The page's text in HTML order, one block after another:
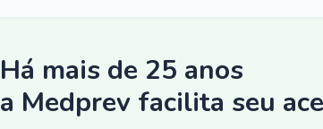
Há mais de 25 anos
a Medprev facilita seu